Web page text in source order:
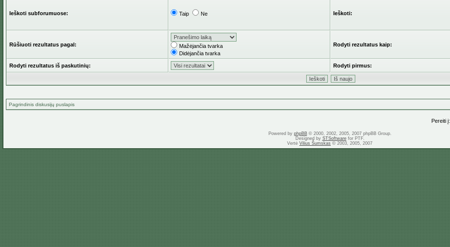
Ieškoti subforumuose: Taip Ne Ieškoti:
Rūšiuoti rezultatus pagal:
Mažėjančia tvarka
Didėjančia tvarka
Rodyti rezultatus kaip:
Rodyti rezultatus iš paskutinių: Rodyti pirmus:
Pagrindinis diskusijų puslapis
Pereiti į:
Powered by phpBB© 2000, 2002, 2005, 2007 phpBB Group.
Designed by STSoftwarefor PTF.
Vertė Vilius Šumskas © 2003, 2005, 2007